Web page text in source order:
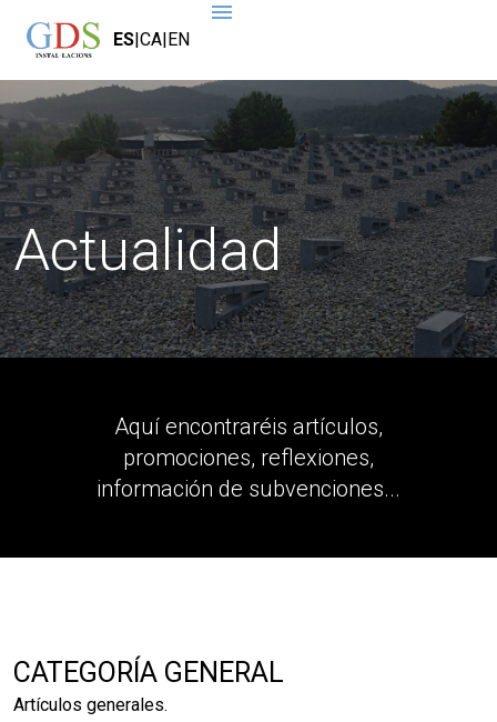
ES|CA|EN
Actualidad
Aquí encontraréis artículos,
promociones, reflexiones,
información de subvenciones...
CATEGORÍA GENERAL
Artículos generales.